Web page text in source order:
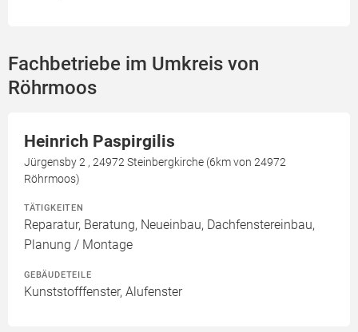
Fachbetriebe im Umkreis von
Röhrmoos
Heinrich Paspirgilis
Jürgensby 2 , 24972 Steinbergkirche (6km von 24972
Röhrmoos)
TÄTIGKEITEN
Reparatur, Beratung, Neueinbau, Dachfenstereinbau,
Planung / Montage
GEBÄUDETEILE
Kunststofffenster, Alufenster